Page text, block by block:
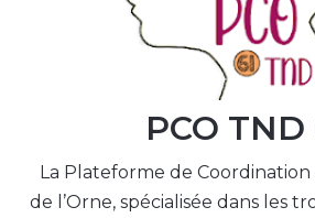
PCO TND
La Plateforme de Coordination
de l’Orne, spécialisée dans les